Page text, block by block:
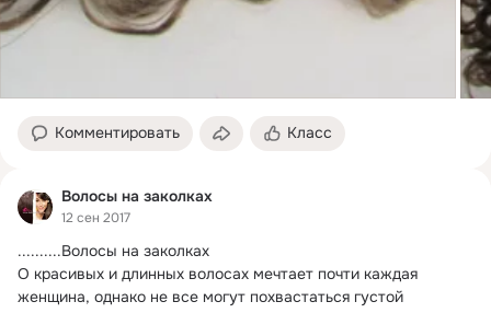
Комментировать Класс
Волосы на заколках
12 сен 2017
..........Волосы на заколках
О красивых и длинных волосах мечтает почти каждая
женщина, однако не все могут похвастаться густой